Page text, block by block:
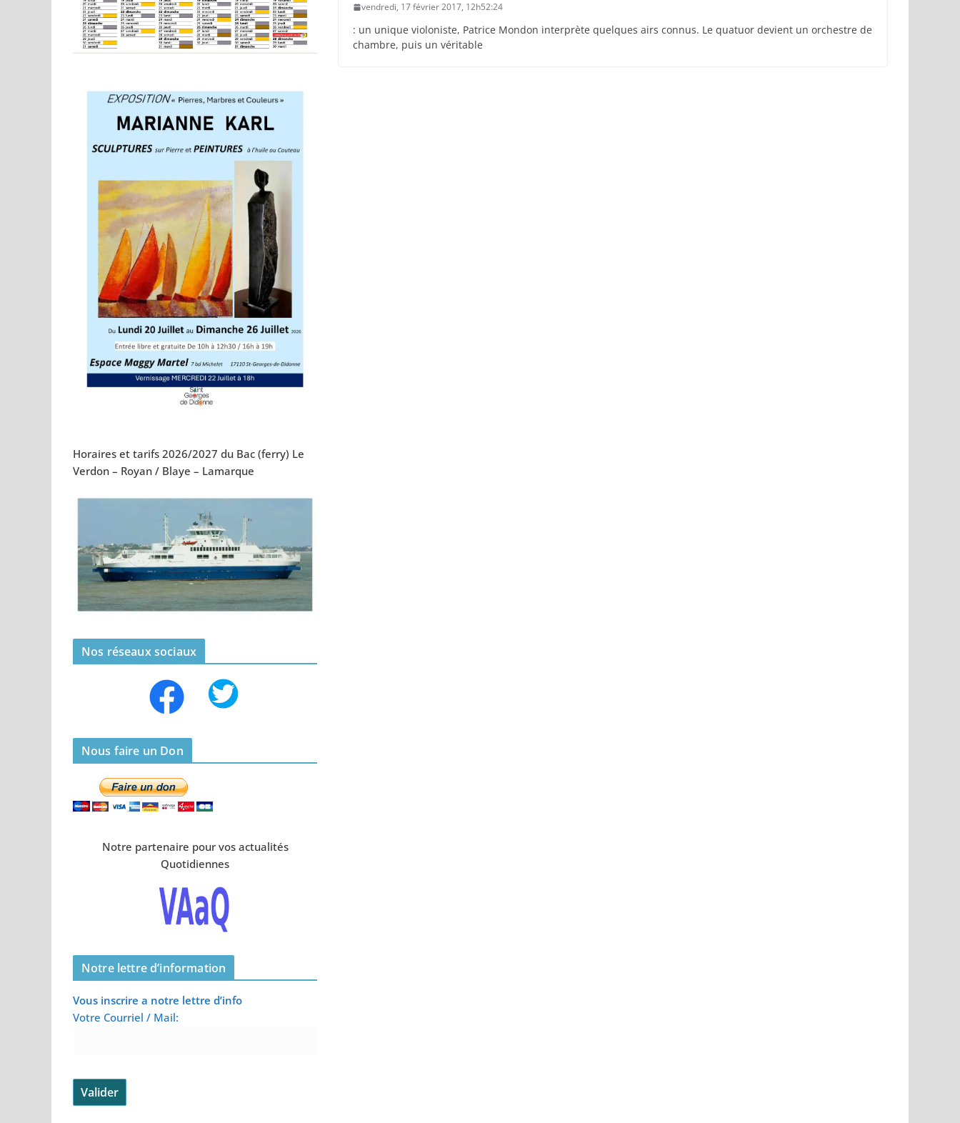
vendredi, 17 février 2017, 12h52:24
: un unique violoniste, Patrice Mondon interprète quelques airs connus. Le quatuor devient un orchestre de
chambre, puis un véritable
Horaires et tarifs 2026/2027 du Bac (ferry) Le
Verdon – Royan / Blaye – Lamarque
Nos réseaux sociaux
Nous faire un Don
Notre partenaire pour vos actualités
Quotidiennes
Notre lettre d’information
Vous inscrire a notre lettre d’info
Votre Courriel / Mail: